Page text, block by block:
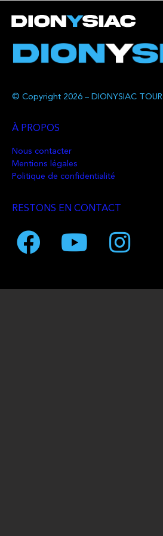
© Copyright 2026 – DIONYSIAC TOUR
À PROPOS
Nous contacter
Mentions légales
Politique de confidentialité
RESTONS EN CONTACT